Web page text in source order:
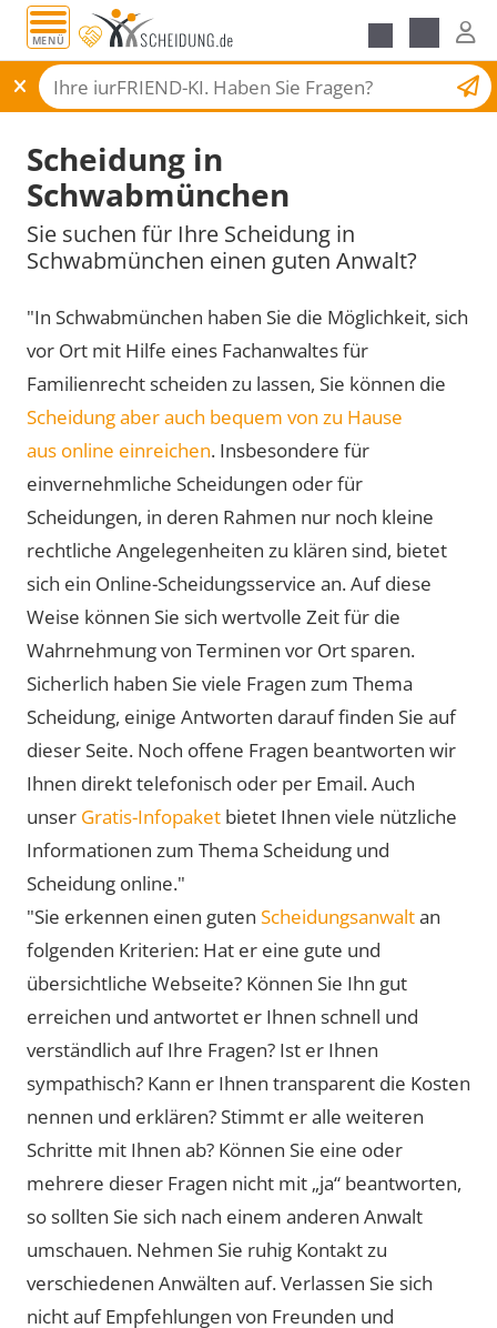
MENÜ
Scheidungsantrag
Scheidung in
Schwabmünchen
Sie suchen für Ihre Scheidung in
Schwabmünchen einen guten Anwalt?
"In Schwabmünchen haben Sie die Möglichkeit, sich
vor Ort mit Hilfe eines Fachanwaltes für
Familienrecht scheiden zu lassen, Sie können die
Scheidung aber auch bequem von zu Hause
aus online einreichen. Insbesondere für
einvernehmliche Scheidungen oder für
Scheidungen, in deren Rahmen nur noch kleine
rechtliche Angelegenheiten zu klären sind, bietet
sich ein Online-Scheidungsservice an. Auf diese
Weise können Sie sich wertvolle Zeit für die
Wahrnehmung von Terminen vor Ort sparen.
Sicherlich haben Sie viele Fragen zum Thema
Scheidung, einige Antworten darauf finden Sie auf
dieser Seite. Noch offene Fragen beantworten wir
Ihnen direkt telefonisch oder per Email. Auch
unser Gratis-Infopaket bietet Ihnen viele nützliche
Informationen zum Thema Scheidung und
Scheidung online."
"Sie erkennen einen guten Scheidungsanwaltan
folgenden Kriterien: Hat er eine gute und
übersichtliche Webseite? Können Sie Ihn gut
erreichen und antwortet er Ihnen schnell und
verständlich auf Ihre Fragen? Ist er Ihnen
sympathisch? Kann er Ihnen transparent die Kosten
nennen und erklären? Stimmt er alle weiteren
Schritte mit Ihnen ab? Können Sie eine oder
mehrere dieser Fragen nicht mit „ja“ beantworten,
so sollten Sie sich nach einem anderen Anwalt
umschauen. Nehmen Sie ruhig Kontakt zu
verschiedenen Anwälten auf. Verlassen Sie sich
nicht auf Empfehlungen von Freunden und